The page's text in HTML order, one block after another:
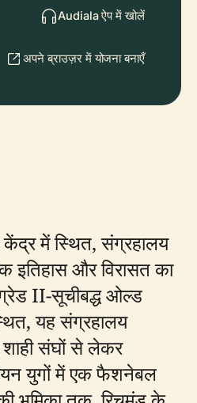
Audiala ऐप में खोलें
अपने ब्राउज़र में योजना बनाएँ
में स्थित, संग्रहालय
इतिहास और विरासत का
II-सूचीबद्ध ओल्ड
यह संग्रहालय
शाही संघों से लेकर
युगों में एक फैशनेबल